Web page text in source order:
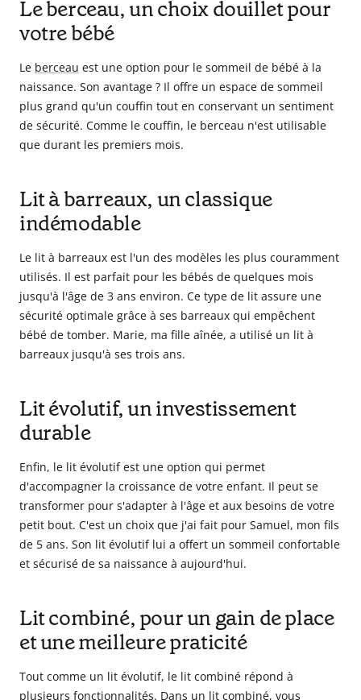
Le berceau, un choix douillet pour
votre bébé
Le berceau est une option pour le sommeil de bébé à la
naissance. Son avantage ? Il offre un espace de sommeil
plus grand qu'un couffin tout en conservant un sentiment
de sécurité. Comme le couffin, le berceau n'est utilisable
que durant les premiers mois.
Lit à barreaux, un classique
indémodable
Le lit à barreaux est l'un des modèles les plus couramment
utilisés. Il est parfait pour les bébés de quelques mois
jusqu'à l'âge de 3 ans environ. Ce type de lit assure une
sécurité optimale grâce à ses barreaux qui empêchent
bébé de tomber. Marie, ma fille aînée, a utilisé un lit à
barreaux jusqu'à ses trois ans.
Lit évolutif, un investissement
durable
Enfin, le lit évolutif est une option qui permet
d'accompagner la croissance de votre enfant. Il peut se
transformer pour s'adapter à l'âge et aux besoins de votre
petit bout. C'est un choix que j'ai fait pour Samuel, mon fils
de 5 ans. Son lit évolutif lui a offert un sommeil confortable
et sécurisé de sa naissance à aujourd'hui.
Lit combiné, pour un gain de place
et une meilleure praticité
Tout comme un lit évolutif, le lit combiné répond à
plusieurs fonctionnalités. Dans un lit combiné, vous